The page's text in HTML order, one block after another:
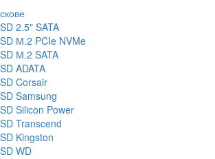
2.5" SATA
М.2 PCIe NVMe
М.2 SATA
ADATA
Corsair
Samsung
Silicon Power
Transcend
Kingston
WD